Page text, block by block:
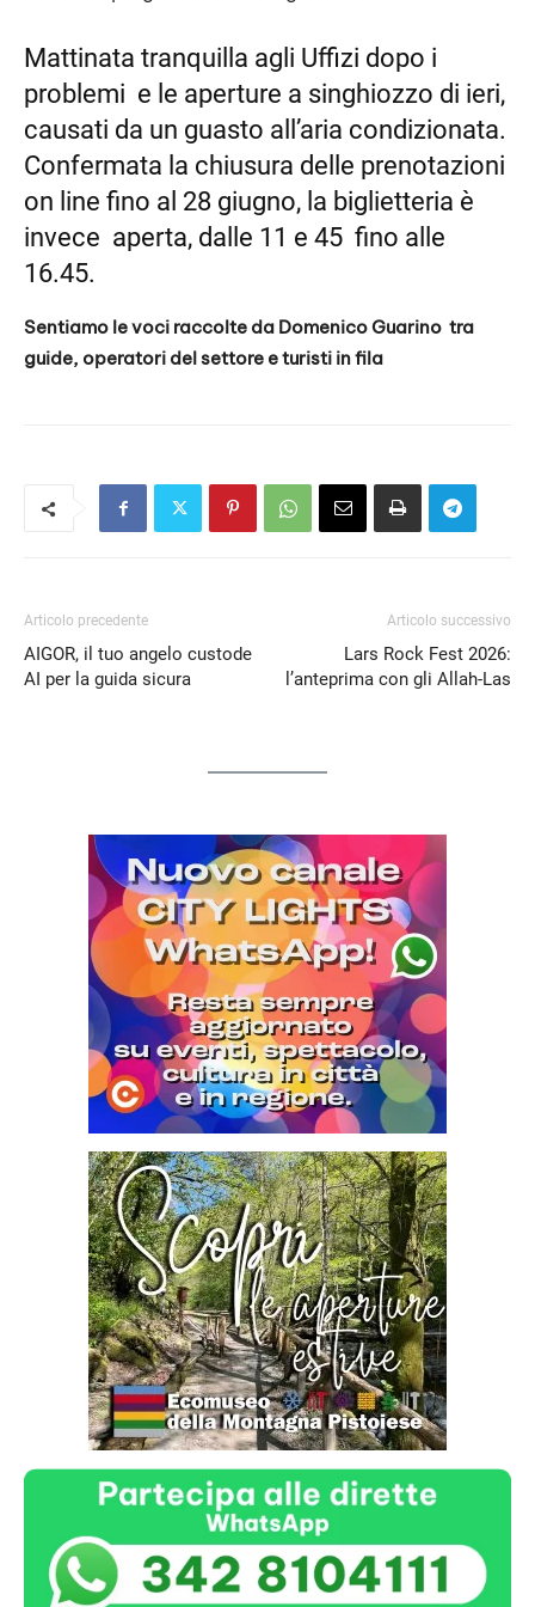
LINK
EMBED
Mattinata tranquilla agli Uffizi dopo i
problemi e le aperture a singhiozzo di ieri,
causati da un guasto all’aria condizionata.
Confermata la chiusura delle prenotazioni
on line fino al 28 giugno, la biglietteria è
invece aperta, dalle 11 e 45 fino alle
16.45.
Sentiamo le voci raccolte da Domenico Guarino tra
guide, operatori del settore e turisti in fila
Articolo precedente
AIGOR, il tuo angelo custode
AI per la guida sicura
Articolo successivo
Lars Rock Fest 2026:
l’anteprima con gli Allah-Las